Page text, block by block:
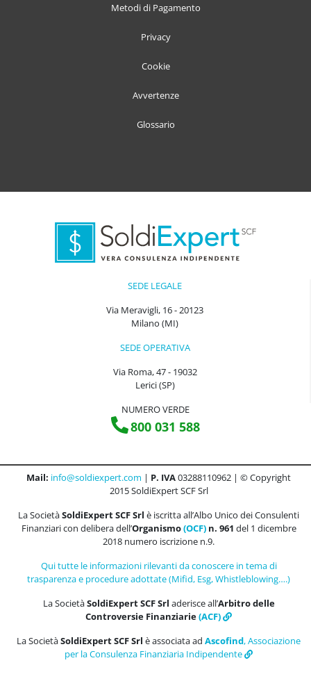
Metodi di Pagamento
Privacy
Cookie
Avvertenze
Glossario
SEDE LEGALE
Via Meravigli, 16 - 20123
Milano (MI)
SEDE OPERATIVA
Via Roma, 47 - 19032
Lerici (SP)
NUMERO VERDE
800 031 588
Mail: info@soldiexpert.com | P. IVA03288110962 | © Copyright
2015 SoldiExpert SCF Srl
La SocietàSoldiExpert SCF Srl è iscritta all’Albo Unico dei Consulenti
Finanziari con delibera dell’Organismo(OCF)n. 961 del 1 dicembre
2018 numero iscrizione n.9.
Qui tutte le informazioni rilevanti da conoscere in tema di
trasparenza e procedure adottate (Mifid, Esg, Whistleblowing….)
La SocietàSoldiExpert SCF Srl aderisce all’Arbitro delle
Controversie Finanziarie(ACF)
La SocietàSoldiExpert SCF Srl è associata ad Ascofind, Associazione
per la Consulenza Finanziaria Indipendente